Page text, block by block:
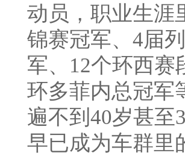
动员，职业生涯
锦赛冠军、4届
军、12个环西赛
环多菲内总冠军
遍不到40岁甚至
早已成为车群里